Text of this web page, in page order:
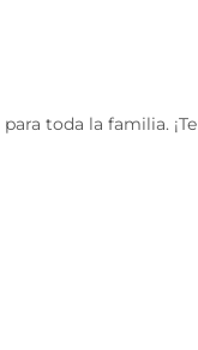
toda la familia. ¡Te